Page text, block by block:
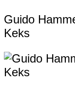
Guido
Keks